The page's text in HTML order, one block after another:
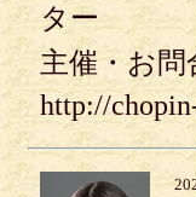
ター
主催・お問
http://